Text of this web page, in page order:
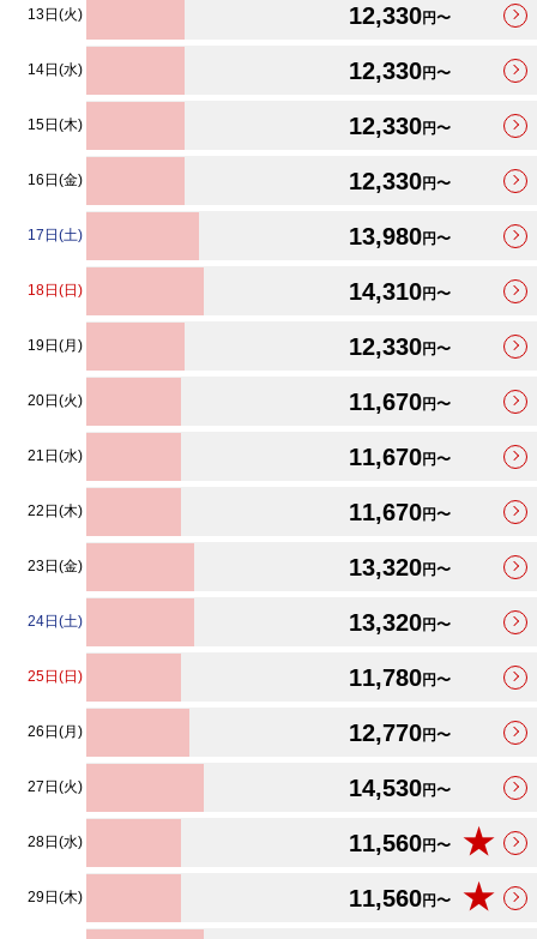
13日(火) 12,330円〜
14日(水) 12,330円〜
15日(木) 12,330円〜
16日(金) 12,330円〜
17日(土) 13,980円〜
18日(日) 14,310円〜
19日(月) 12,330円〜
20日(火) 11,670円〜
21日(水) 11,670円〜
22日(木) 11,670円〜
23日(金) 13,320円〜
24日(土) 13,320円〜
25日(日) 11,780円〜
26日(月) 12,770円〜
27日(火) 14,530円〜
28日(水) 11,560円〜 ★
29日(木) 11,560円〜 ★